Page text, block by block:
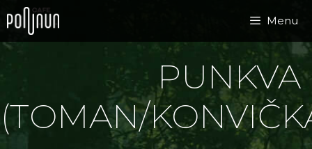
Přeskočit
na
obsah
Menu
PUNKVA
(TOMAN/